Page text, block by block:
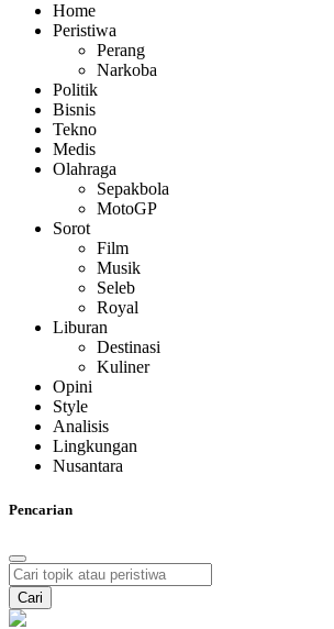
Home
Peristiwa
Perang
Narkoba
Politik
Bisnis
Tekno
Medis
Olahraga
Sepakbola
MotoGP
Sorot
Film
Musik
Seleb
Royal
Liburan
Destinasi
Kuliner
Opini
Style
Analisis
Lingkungan
Nusantara
Pencarian
Cari